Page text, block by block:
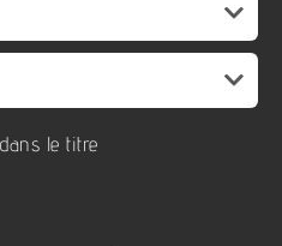
le titre